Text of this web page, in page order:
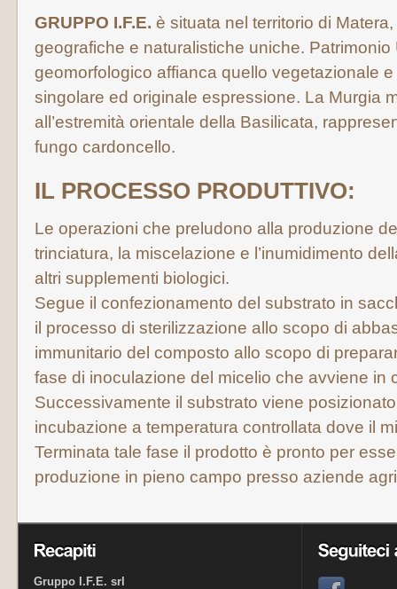
GRUPPO I.F.E. è situata nel territorio di
geografiche e naturalistiche uniche. Patrimonio
geomorfologico affianca quello vegetazionale
singolare ed originale espressione. La Murgia
all’estremità orientale della Basilicata,
fungo cardoncello.
IL PROCESSO PRODUTTIVO:
Le operazioni che preludono alla produzione
trinciatura, la miscelazione e l’inumidimento
altri supplementi biologici.
Segue il confezionamento del substrato in
il processo di sterilizzazione allo scopo di
immunitario del composto allo scopo di
fase di inoculazione del micelio che avviene in
Successivamente il substrato viene
incubazione a temperatura controllata dove il
Terminata tale fase il prodotto è pronto per
produzione in pieno campo presso aziende
Gruppo I.F.E. srl